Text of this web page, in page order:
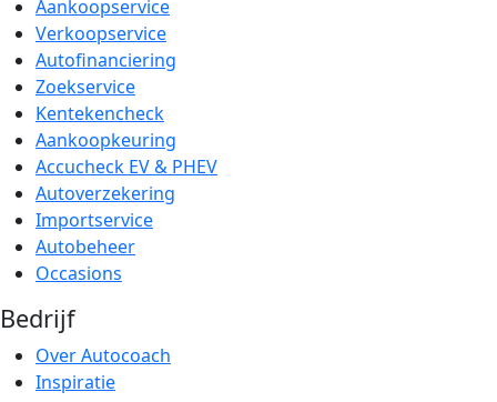
Aankoopservice
Verkoopservice
Autofinanciering
Zoekservice
Kentekencheck
Aankoopkeuring
Accucheck EV & PHEV
Autoverzekering
Importservice
Autobeheer
Occasions
Bedrijf
Over Autocoach
Inspiratie